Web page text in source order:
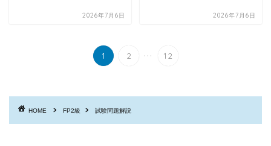
2026年7月6日 2026年7月6日
1 2 ... 12
HOME FP2級 試験問題解説